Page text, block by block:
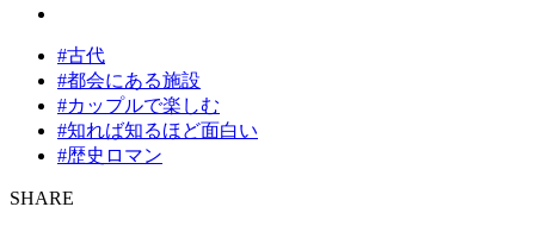
#古代
#都会にある施設
#カップルで楽しむ
#知れば知るほど面白い
#歴史ロマン
SHARE